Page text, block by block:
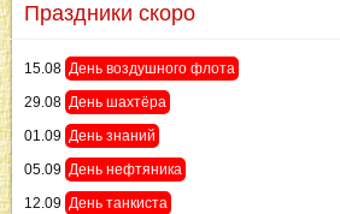
Праздники скоро
15.08 День воздушного флота
29.08 День шахтёра
01.09 День знаний
05.09 День нефтяника
12.09 День танкиста